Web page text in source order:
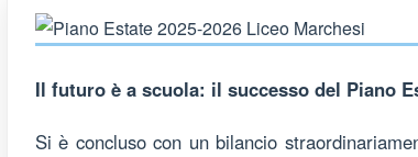
Il futuro è a scuola: il successo del Piano
Si è concluso con un bilancio